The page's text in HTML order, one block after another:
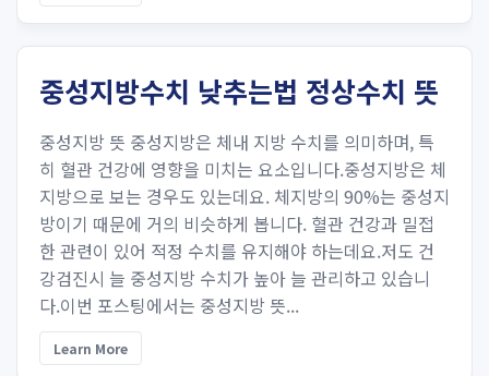
중성지방수치 낮추는법 정상수치 뜻
중성지방 뜻 중성지방은 체내 지방 수치를 의미하며, 특
히 혈관 건강에 영향을 미치는 요소입니다.중성지방은 체
지방으로 보는 경우도 있는데요. 체지방의 90%는 중성지
방이기 때문에 거의 비슷하게 봅니다. 혈관 건강과 밀접
한 관련이 있어 적정 수치를 유지해야 하는데요.저도 건
강검진시 늘 중성지방 수치가 높아 늘 관리하고 있습니
다.이번 포스팅에서는 중성지방 뜻...
Learn More